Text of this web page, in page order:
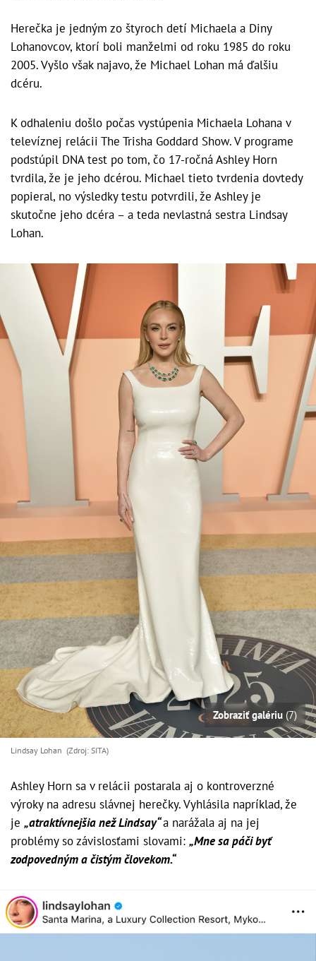
Herečka je jedným zo štyroch detí Michaela a Diny
Lohanovcov, ktorí boli manželmi od roku 1985 do roku
2005. Vyšlo však najavo, že Michael Lohan má ďalšiu
dcéru.
K odhaleniu došlo počas vystúpenia Michaela Lohana v
televíznej relácii The Trisha Goddard Show. V programe
podstúpil DNA test po tom, čo 17-ročná Ashley Horn
tvrdila, že je jeho dcérou. Michael tieto tvrdenia dovtedy
popieral, no výsledky testu potvrdili, že Ashley je
skutočne jeho dcéra – a teda nevlastná sestra Lindsay
Lohan.
Zobraziť galériu (7)
Lindsay Lohan (Zdroj: SITA)
Ashley Horn sa v relácii postarala aj o kontroverzné
výroky na adresu slávnej herečky. Vyhlásila napríklad, že
je „atraktívnejšia než Lindsay“a narážala aj na jej
problémy so závislosťami slovami: „Mne sa páči byť
zodpovedným a čistým človekom.“